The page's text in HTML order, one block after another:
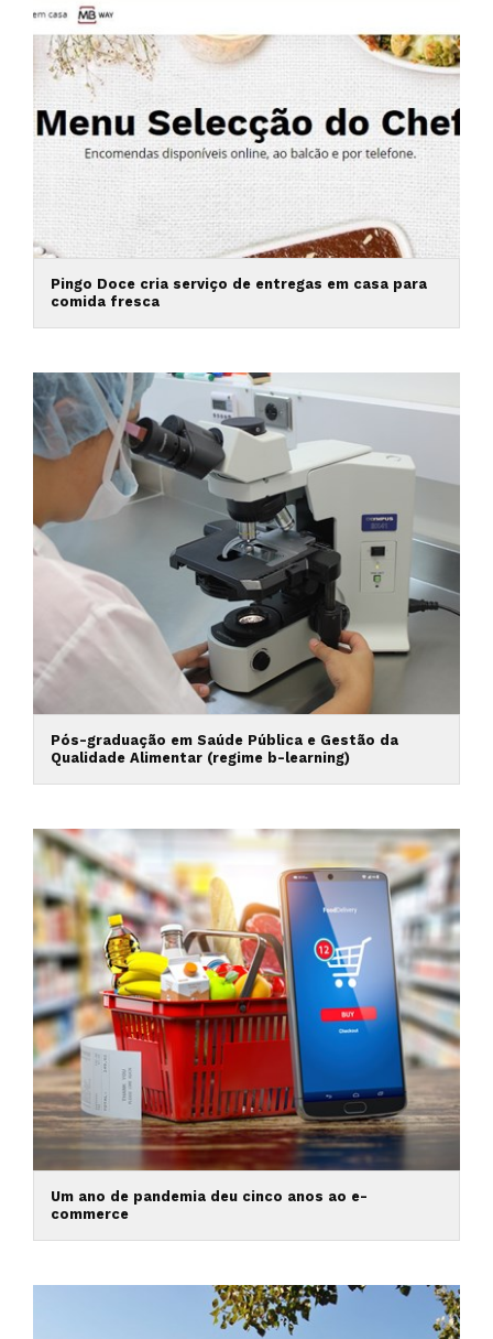
Pingo Doce cria serviço de entregas em casa para
comida fresca
Pós-graduação em Saúde Pública e Gestão da
Qualidade Alimentar (regime b-learning)
Um ano de pandemia deu cinco anos ao e-
commerce